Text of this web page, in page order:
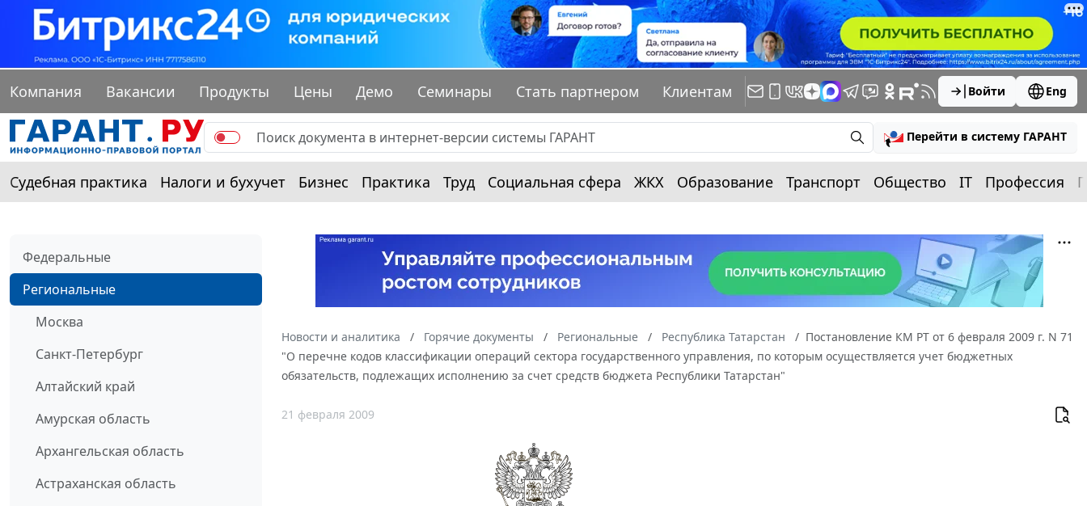
Компания Вакансии Продукты Цены Демо Семинары Стать партнером Клиентам Войти Eng
Перейти в систему ГАРАНТ
Судебная практика Налоги и бухучет Бизнес Практика Труд Социальная сфера ЖКХ Образование Транспорт Общество IT Профессия
Федеральные
Региональные
Москва
Санкт-Петербург
Алтайский край
Амурская область
Архангельская область
Астраханская область
Новости и аналитика Горячие документы Региональные Республика Татарстан
Постановление КМ РТ от 6 февраля 2009 г. N 71
"О перечне кодов классификации операций сектора государственного управления, по которым осуществляется учет бюджетных
обязательств, подлежащих исполнению за счет средств бюджета Республики Татарстан"
21 февраля 2009